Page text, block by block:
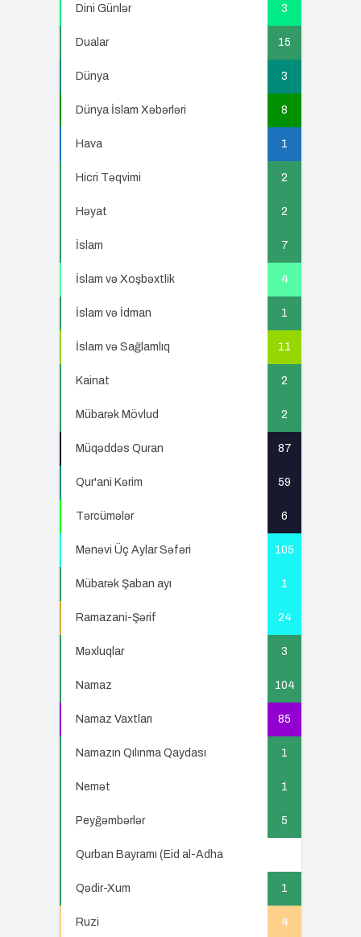
Dini Günlər 3
Dualar 15
Dünya 3
Dünya İslam Xəbərləri 8
Hava 1
Hicri Təqvimi 2
Həyat 2
İslam 7
İslam və Xoşbəxtlik 4
İslam və İdman 1
İslam və Sağlamlıq 11
Kainat 2
Mübarək Mövlud 2
Müqəddəs Quran 87
Qur'ani Kərim 59
Tərcümələr 6
Mənəvi Üç Aylar Səfəri 105
Mübarək Şaban ayı 1
Ramazani-Şərif 24
Məxluqlar 3
Namaz 104
Namaz Vaxtları 85
Namazın Qılınma Qaydası 1
Nemət 1
Peyğəmbərlər 5
Qurban Bayramı (Eid al-Adha
Qədir-Xum 1
Ruzi 4